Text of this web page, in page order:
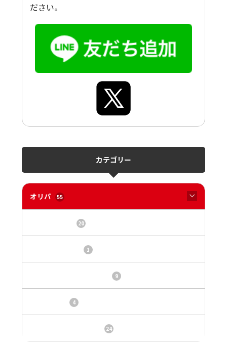
ださい。
カテゴリー
オリパ 55
20
1
9
4
24